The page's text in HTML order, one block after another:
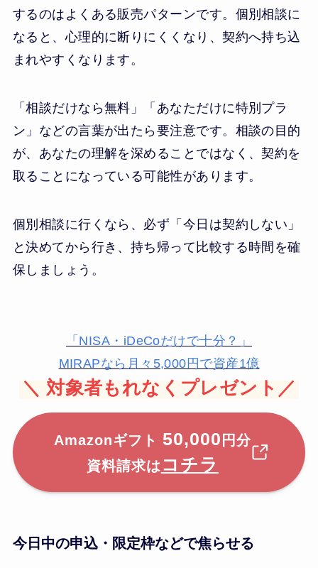
するのはよくある販売パターンです。個別相談に
なると、心理的に断りにくくなり、契約へ持ち込
まれやすくなります。
「相談だけなら無料」「あなただけに特別プラ
ン」などの言葉が出たら要注意です。相談の目的
が、あなたの理解を深めることではなく、契約を
取ることになっている可能性があります。
個別相談に行くなら、必ず「今日は契約しない」
と決めてから行き、持ち帰って比較する時間を確
保しましょう。
「NISA・iDeCoだけで十分？」
MIRAPなら月々5,000円で資産1億
＼ 対象者もれなくプレゼント／
Amazonギフト 50,000 円分
資料請求は コチラ
今日中の申込・限定枠などで焦らせる